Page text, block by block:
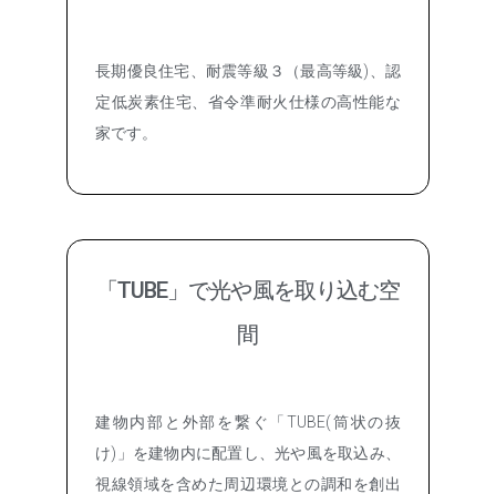
長期優良住宅、耐震等級３（最高等級)、認
定低炭素住宅、省令準耐火仕様の高性能な
家です。
「TUBE」で光や風を取り込む空
間
建物内部と外部を繋ぐ「TUBE(筒状の抜
け)」を建物内に配置し、光や風を取込み、
視線領域を含めた周辺環境との調和を創出